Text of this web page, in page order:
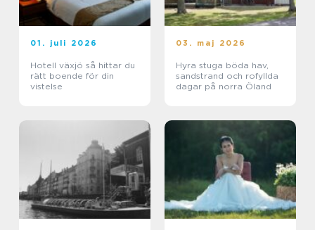
01. juli 2026
Hotell växjö så hittar du
rätt boende för din
vistelse
03. maj 2026
Hyra stuga böda hav,
sandstrand och rofyllda
dagar på norra Öland